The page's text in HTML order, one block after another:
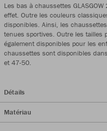
Les bas à chaussettes
effet. Outre les couleurs
disponibles. Ainsi, les
tenues sportives. Outre les tailles
également disponibles pour les
chaussettes sont disponibles
et 47-50.
Détails
Matériau